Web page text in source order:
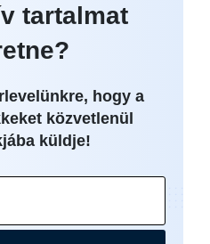
tartalmat
hogy a
közvetlenül
küldje!